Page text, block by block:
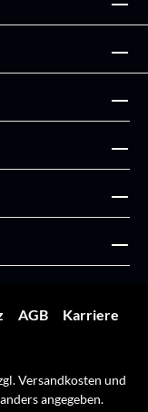
AGB
Karriere
Versandkosten und
angegeben.